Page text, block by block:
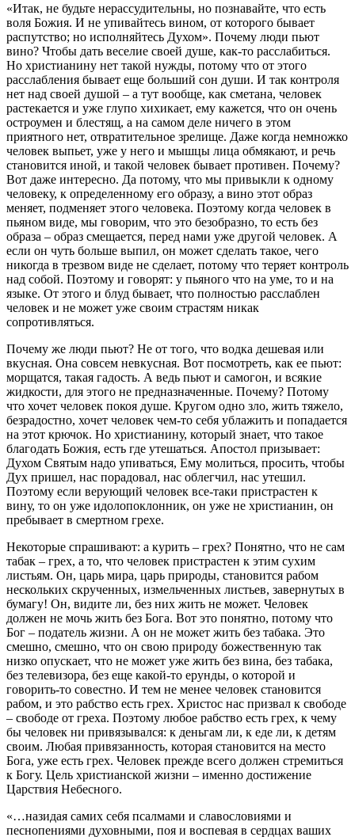
«Итак, не будьте нерассудительны, но познавайте, что есть
воля Божия. И не упивайтесь вином, от которого бывает
распутство; но исполняйтесь Духом». Почему люди пьют
вино? Чтобы дать веселие своей душе, как-то расслабиться.
Но христианину нет такой нужды, потому что от этого
расслабления бывает еще больший сон души. И так контроля
нет над своей душой – а тут вообще, как сметана, человек
растекается и уже глупо хихикает, ему кажется, что он очень
остроумен и блестящ, а на самом деле ничего в этом
приятного нет, отвратительное зрелище. Даже когда немножко
человек выпьет, уже у него и мышцы лица обмякают, и речь
становится иной, и такой человек бывает противен. Почему?
Вот даже интересно. Да потому, что мы привыкли к одному
человеку, к определенному его образу, а вино этот образ
меняет, подменяет этого человека. Поэтому когда человек в
пьяном виде, мы говорим, что это безобразно, то есть без
образа – образ смещается, перед нами уже другой человек. А
если он чуть больше выпил, он может сделать такое, чего
никогда в трезвом виде не сделает, потому что теряет контроль
над собой. Поэтому и говорят: у пьяного что на уме, то и на
языке. От этого и блуд бывает, что полностью расслаблен
человек и не может уже своим страстям никак
сопротивляться.
Почему же люди пьют? Не от того, что водка дешевая или
вкусная. Она совсем невкусная. Вот посмотреть, как ее пьют:
морщатся, такая гадость. А ведь пьют и самогон, и всякие
жидкости, для этого не предназначенные. Почему? Потому
что хочет человек покоя душе. Кругом одно зло, жить тяжело,
безрадостно, хочет человек чем-то себя ублажить и попадается
на этот крючок. Но христианину, который знает, что такое
благодать Божия, есть где утешаться. Апостол призывает:
Духом Святым надо упиваться, Ему молиться, просить, чтобы
Дух пришел, нас порадовал, нас облегчил, нас утешил.
Поэтому если верующий человек все-таки пристрастен к
вину, то он уже идолопоклонник, он уже не христианин, он
пребывает в смертном грехе.
Некоторые спрашивают: а курить – грех? Понятно, что не сам
табак – грех, а то, что человек пристрастен к этим сухим
листьям. Он, царь мира, царь природы, становится рабом
нескольких скрученных, измельченных листьев, завернутых в
бумагу! Он, видите ли, без них жить не может. Человек
должен не мочь жить без Бога. Вот это понятно, потому что
Бог – податель жизни. А он не может жить без табака. Это
смешно, смешно, что он свою природу божественную так
низко опускает, что не может уже жить без вина, без табака,
без телевизора, без еще какой-то ерунды, о которой и
говорить-то совестно. И тем не менее человек становится
рабом, и это рабство есть грех. Христос нас призвал к свободе
– свободе от греха. Поэтому любое рабство есть грех, к чему
бы человек ни привязывался: к деньгам ли, к еде ли, к детям
своим. Любая привязанность, которая становится на место
Бога, уже есть грех. Человек прежде всего должен стремиться
к Богу. Цель христианской жизни – именно достижение
Царствия Небесного.
«…назидая самих себя псалмами и славословиями и
песнопениями духовными, поя и воспевая в сердцах ваших